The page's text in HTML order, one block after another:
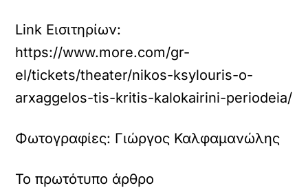
Link Εισιτηρίων:
https://www.more.com/gr-
el/tickets/theater/nikos-ksylouris-o-
arxaggelos-tis-kritis-kalokairini-periodeia/
Φωτογραφίες: Γιώργος Καλφαμανώλης
Το πρωτότυπο άρθρο